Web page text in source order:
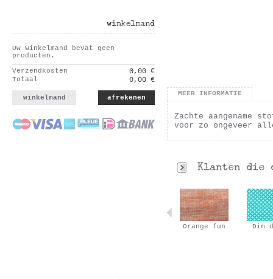
Uw winkelmand bevat geen
producten.
Verzendkosten 0,00 €
Totaal 0,00 €
winkelmand afrekenen
MEER INFORMATIE
Zachte aangename
voor zo ongeveer
Orange fun Dim